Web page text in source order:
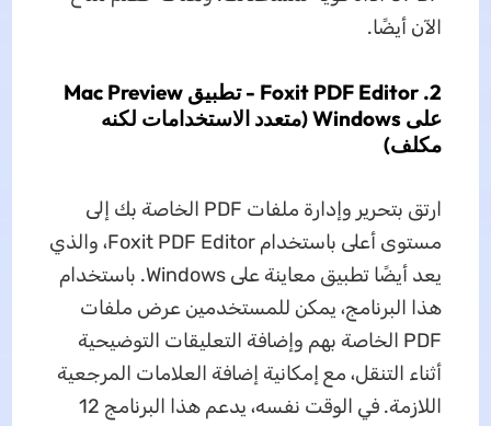
الآن أيضًا.
2. Foxit PDF Editor - تطبيق Mac Preview
على Windows (متعدد الاستخدامات لكنه
مكلف)
ارتق بتحرير وإدارة ملفات PDF الخاصة بك إلى
مستوى أعلى باستخدام Foxit PDF Editor، والذي
يعد أيضًا تطبيق معاينة على Windows. باستخدام
هذا البرنامج، يمكن للمستخدمين عرض ملفات
PDF الخاصة بهم وإضافة التعليقات التوضيحية
أثناء التنقل، مع إمكانية إضافة العلامات المرجعية
اللازمة. في الوقت نفسه، يدعم هذا البرنامج 12